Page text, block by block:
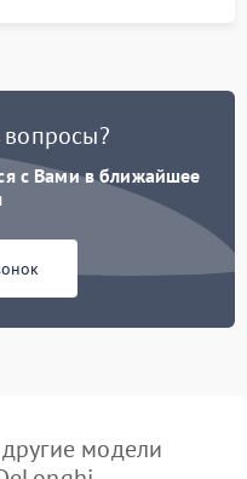
вопросы?
с Вами в ближайшее
модели